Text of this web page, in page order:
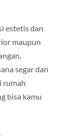
estetis dan
maupun
segar dan
rumah
bisa kamu